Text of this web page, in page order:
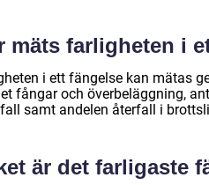
mäts farligheten i
i ett fängelse kan mätas
fångar och överbeläggning,
samt andelen återfall i
är det farligaste